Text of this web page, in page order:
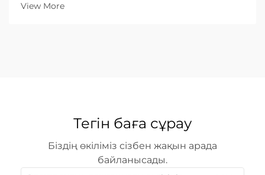
тиімділіктің, дәлдіктің және универсалдылықтың
View More
Тегін баға сұрау
Біздің өкіліміз сізбен жақын арада
байланысады.